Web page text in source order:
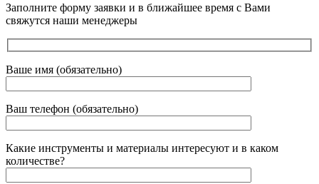
Заполните форму заявки и в ближайшее время с Вами
свяжутся наши менеджеры
Ваше имя (обязательно)
Ваш телефон (обязательно)
Какие инструменты и материалы интересуют и в каком
количестве?